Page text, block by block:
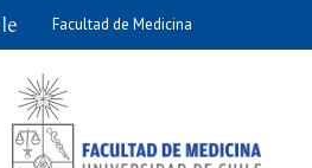
Facultad de Medicina